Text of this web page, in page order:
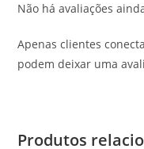
Não há avaliações
Apenas clientes
podem deixar uma
Produtos